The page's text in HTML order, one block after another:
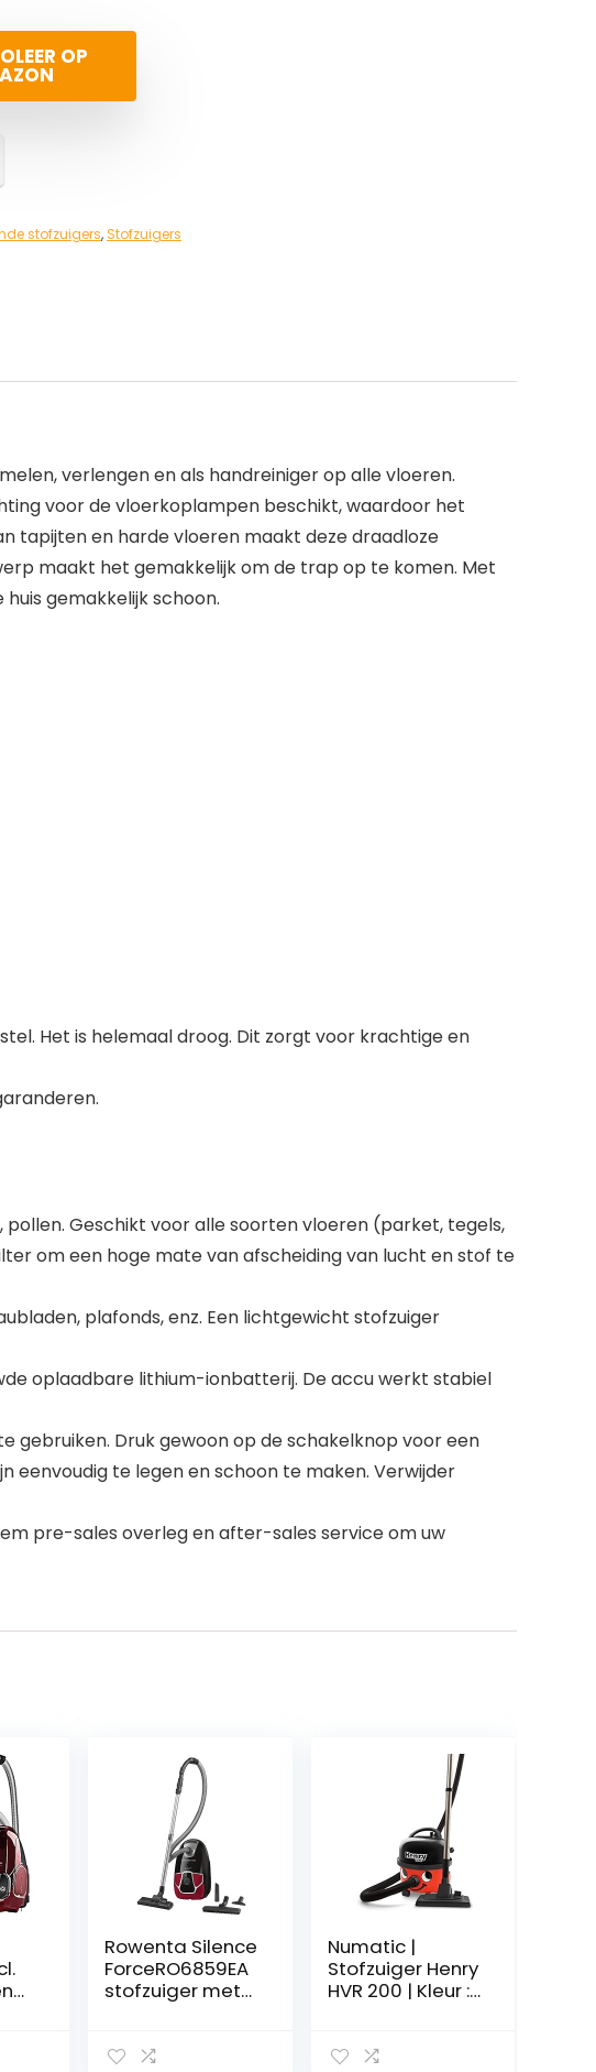
OP
stofzuigers, Stofzuigers
verlengen en als handreiniger op alle vloeren.
voor de vloerkoplampen beschikt, waardoor het
tapijten en harde vloeren maakt deze draadloze
maakt het gemakkelijk om de trap op te komen. Met
gemakkelijk schoon.
Het is helemaal droog. Dit zorgt voor krachtige en
pollen. Geschikt voor alle soorten vloeren (parket, tegels,
om een ​​hoge mate van afscheiding van lucht en stof te
plafonds, enz. Een lichtgewicht stofzuiger
oplaadbare lithium-ionbatterij. De accu werkt stabiel
te gebruiken. Druk gewoon op de schakelknop voor een
eenvoudig te legen en schoon te maken. Verwijder
pre-sales overleg en after-sales service om uw
Rowenta Silence
ForceRO6859EA
stofzuiger met
Numatic |
Stofzuiger Henry
HVR 200 | Kleur :